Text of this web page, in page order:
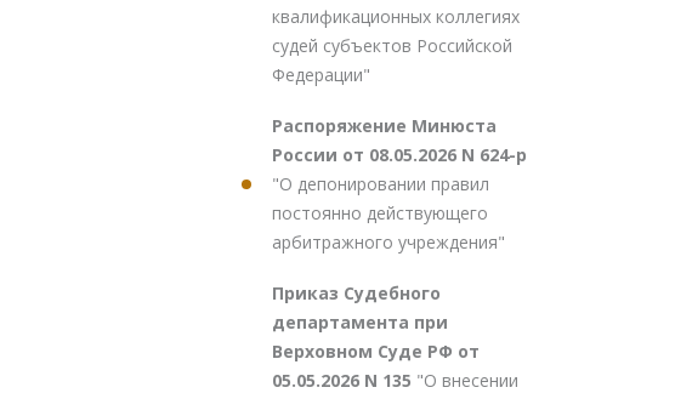
квалификационных коллегиях
судей субъектов Российской
Федерации"
Распоряжение Минюста
России от 08.05.2026 N 624-р
"О депонировании правил
постоянно действующего
арбитражного учреждения"
Приказ Судебного
департамента при
Верховном Суде РФ от
05.05.2026 N 135 "О внесении